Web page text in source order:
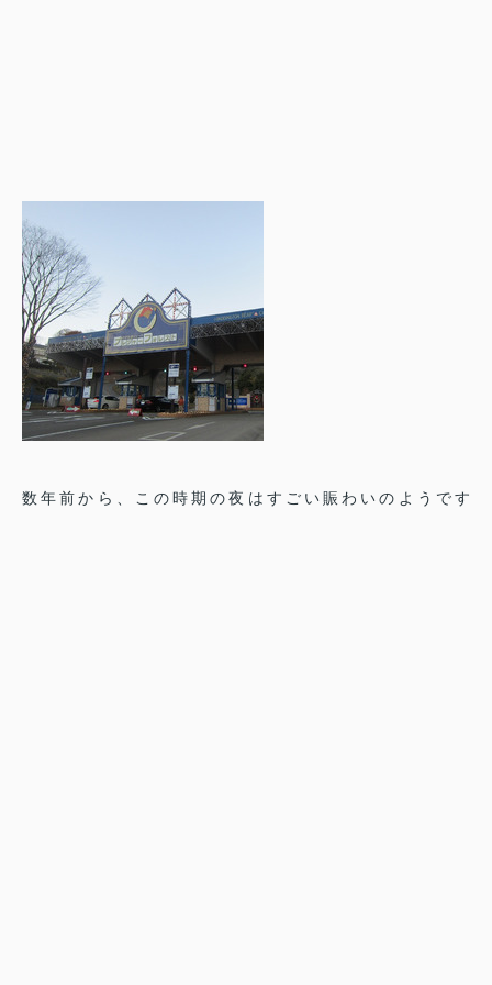
数年前から、この時期の夜はすごい賑わいのようです